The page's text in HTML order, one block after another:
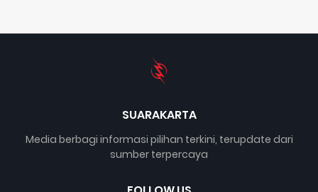
SUARAKARTA
Media berbagi informasi pilihan terkini, terupdate dari
sumber terpercaya